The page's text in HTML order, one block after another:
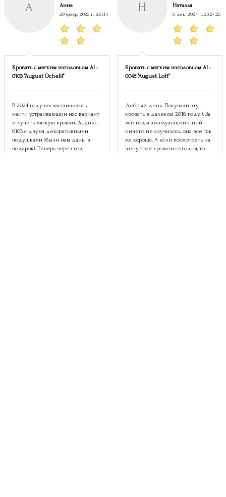
А Анна
20 февр. 2025 г., 9:51:14
Кровать с мягким изголовьем AL-
0103 "August Ochelli"
В 2024 году посчастливилось
найти устраивающий нас вариант
и купить мягкую кровать August-
0103 с двумя декоративными
подушками (были нам даны в
подарок). Теперь через год
Н Наталья
6 дек. 2024 г., 23:27:25
Кровать с мягким изголовьем AL-
0045 "August Loft"
Добрый день. Покупали эту
кровать в далёком 2018 году ). За
все годы эксплуатации с ней
ничего не случилось, она все так
же хороша. А если посмотреть на
цену этой кровати сегодня, то